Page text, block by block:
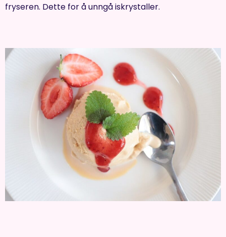
fryseren. Dette for å unngå iskrystaller.